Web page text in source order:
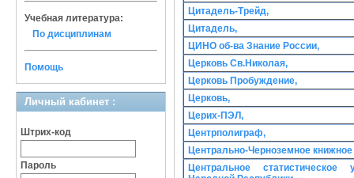
Учебная литература:
По дисциплинам
Помощь
Личный кабинет :
Штрих-код
Пароль
Цитадель-Трейд,
Цитадель,
ЦИНО об-ва Знание России,
Церковь Св.Николая,
Церковь Пробуждение,
Церковь,
Церих-ПЭЛ,
Центрполиграф,
Центрально-Черноземное книжное
Центральное статистическое